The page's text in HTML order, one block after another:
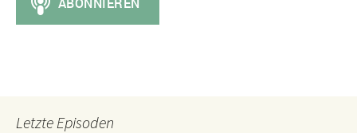
Letzte Episoden